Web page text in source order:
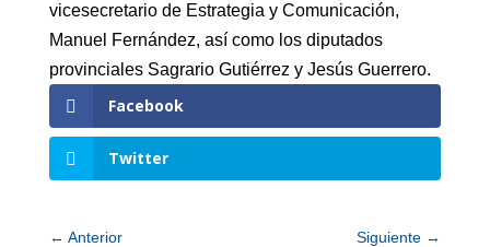
vicesecretario de Estrategia y Comunicación,
Manuel Fernández, así como los diputados
provinciales Sagrario Gutiérrez y Jesús Guerrero.
Facebook
Twitter
← Anterior Siguiente →